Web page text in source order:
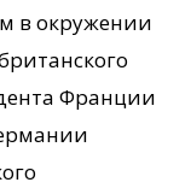
в окружении
Франции